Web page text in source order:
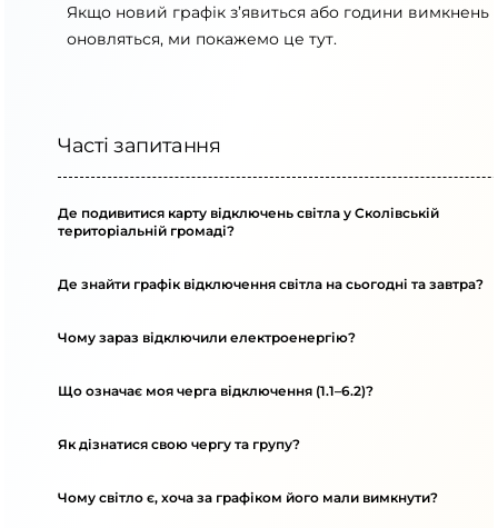
Якщо новий графік з’явиться або години вимкнень
оновляться, ми покажемо це тут.
Часті запитання
Де подивитися карту відключень світла у Сколівській
територіальній громаді?
Де знайти графік відключення світла на сьогодні та завтра?
Чому зараз відключили електроенергію?
Що означає моя черга відключення (1.1–6.2)?
Як дізнатися свою чергу та групу?
Чому світло є, хоча за графіком його мали вимкнути?